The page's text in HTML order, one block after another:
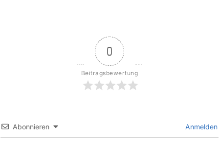
0
Beitragsbewertung
Abonnieren Anmelden